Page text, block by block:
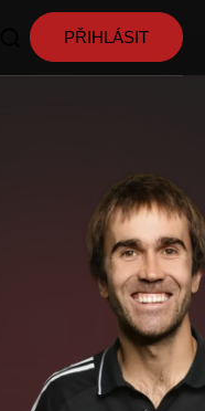
PŘIHLÁSIT